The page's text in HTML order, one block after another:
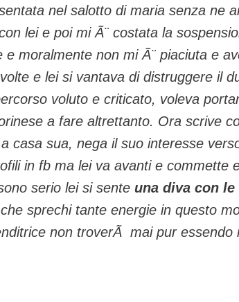
nel salotto di maria senza ne
lei e poi mi Ã¨ costata la
moralmente non mi Ã¨ piaciuta e
e lei si vantava di distruggere il
voluto e criticato, voleva
a fare altrettanto. Ora scrive
casa sua, nega il suo interesse
in fb ma lei va avanti e commette
serio lei si sente una diva con le
sprechi tante energie in questo
non troverÃ mai pur essendo